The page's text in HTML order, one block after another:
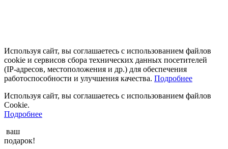
Используя сайт, вы соглашаетесь с использованием файлов
cookie и сервисов сбора технических данных посетителей
(IP‑адресов, местоположения и др.) для обеспечения
работоспособности и улучшения качества. Подробнее
Используя сайт, вы соглашаетесь с использованием файлов
Cookie.
Подробнее
ваш
подарок!